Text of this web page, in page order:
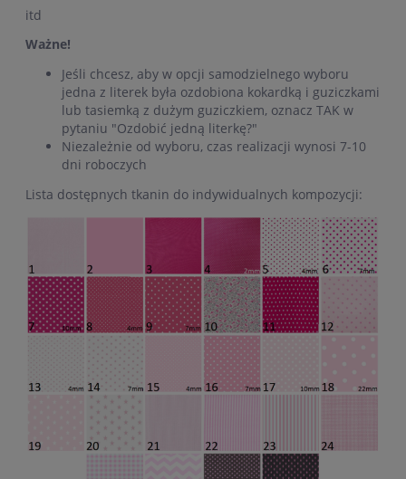
itd
Ważne!
Jeśli chcesz, aby w opcji samodzielnego wyboru
jedna z literek była ozdobiona kokardką i guziczkami
lub tasiemką z dużym guziczkiem, oznacz TAK w
pytaniu "Ozdobić jedną literkę?"
Niezależnie od wyboru, czas realizacji wynosi 7-10
dni roboczych
Lista dostępnych tkanin do indywidualnych kompozycji: